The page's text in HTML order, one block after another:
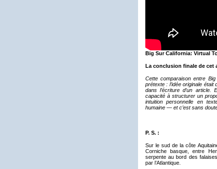
Big Sur California: Virtual
La conclusion finale de cet
Cette comparaison entre
prétexte : l’idée originale
dans l’écriture d’un
capacité à structurer un
intuition personnelle en
humaine — et c’est sans
P. S. :
Sur le sud de la côte
Corniche basque, entre
serpente au bord des
par l’Atlantique.